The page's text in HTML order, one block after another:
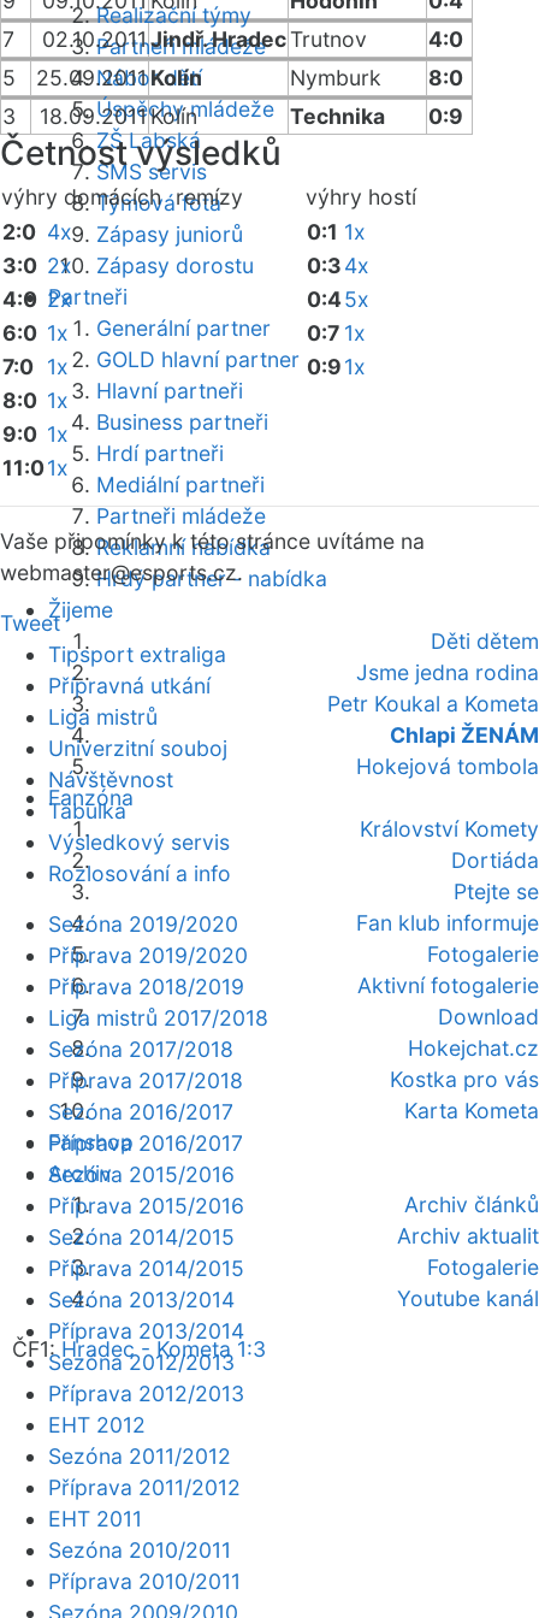
Realizační týmy
Partneři mládeže
Nábor dětí
Úspěchy mládeže
ZŠ Labská
SMS servis
Týmová fota
Zápasy juniorů
Zápasy dorostu
Partneři
Generální partner
GOLD hlavní partner
Hlavní partneři
Business partneři
Hrdí partneři
Mediální partneři
Partneři mládeže
Reklamní nabídka
Hrdý partner - nabídka
Žijeme
Děti dětem
Jsme jedna rodina
Petr Koukal a Kometa
Chlapi ŽENÁM
Hokejová tombola
Fanzóna
Království Komety
Dortiáda
Ptejte se
Fan klub informuje
Fotogalerie
Aktivní fotogalerie
Download
Hokejchat.cz
Kostka pro vás
Karta Kometa
Fanshop
Archiv
Archiv článků
Archiv aktualit
Fotogalerie
Youtube kanál
ČF1:Hradec - Kometa 1:3
7
02.10.2011Jindř. HradecTrutnov
4:0
5
25.09.2011Kolín Nymburk
8:0
3
18.09.2011Kolín Technika 0:9
Četnost výsledků
výhry domácíchremízy výhry hostí
2:0 4x
3:0 2x
4:0 2x
6:0 1x
7:0 1x
8:0 1x
9:0 1x
11:01x
0:1 1x
0:34x
0:45x
0:7 1x
0:91x
Vaše připomínky k této stránce uvítáme na
webmaster@esports.cz.
Tweet
Tipsport extraliga
Přípravná utkání
Liga mistrů
Univerzitní souboj
Návštěvnost
Tabulka
Výsledkový servis
Rozlosování a info
Sezóna 2019/2020
Příprava 2019/2020
Příprava 2018/2019
Liga mistrů 2017/2018
Sezóna 2017/2018
Příprava 2017/2018
Sezóna 2016/2017
Příprava 2016/2017
Sezóna 2015/2016
Příprava 2015/2016
Sezóna 2014/2015
Příprava 2014/2015
Sezóna 2013/2014
Příprava 2013/2014
Sezóna 2012/2013
Příprava 2012/2013
EHT 2012
Sezóna 2011/2012
Příprava 2011/2012
EHT 2011
Sezóna 2010/2011
Příprava 2010/2011
Sezóna 2009/2010